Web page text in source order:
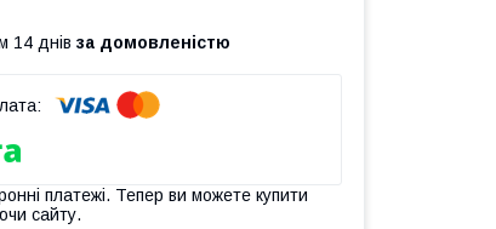
14 днів за домовленістю
платежі. Тепер ви можете купити
сайту.